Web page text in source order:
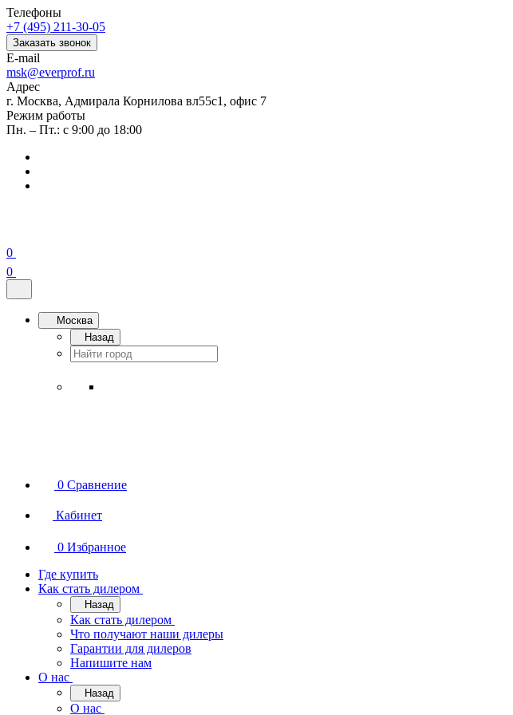
Телефоны
+7 (495) 211-30-05
Заказать звонок
E-mail
msk@everprof.ru
Адрес
г. Москва, Адмирала Корнилова вл55с1, офис 7
Режим работы
Пн. – Пт.: с 9:00 до 18:00
0
0
Москва
Назад
0 Сравнение
Кабинет
0 Избранное
Где купить
Как стать дилером
Назад
Как стать дилером
Что получают наши дилеры
Гарантии для дилеров
Напишите нам
О нас
Назад
О нас